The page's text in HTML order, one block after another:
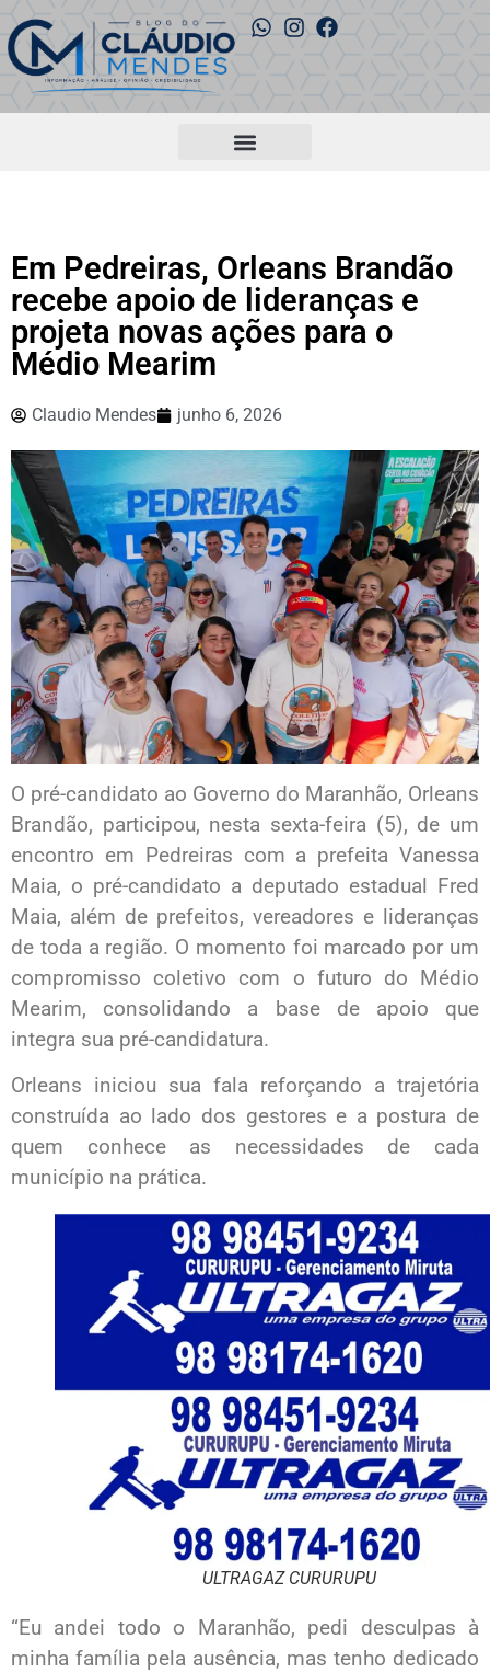
Em Pedreiras, Orleans Brandão
recebe apoio de lideranças e
projeta novas ações para o
Médio Mearim
Claudio Mendes junho 6, 2026
O pré-candidato ao Governo do Maranhão, Orleans
Brandão, participou, nesta sexta-feira (5), de um
encontro em Pedreiras com a prefeita Vanessa
Maia, o pré-candidato a deputado estadual Fred
Maia, além de prefeitos, vereadores e lideranças
de toda a região. O momento foi marcado por um
compromisso coletivo com o futuro do Médio
Mearim, consolidando a base de apoio que
integra sua pré-candidatura.
Orleans iniciou sua fala reforçando a trajetória
construída ao lado dos gestores e a postura de
quem conhece as necessidades de cada
município na prática.
ULTRAGAZ CURURUPU
“Eu andei todo o Maranhão, pedi desculpas à
minha família pela ausência, mas tenho dedicado